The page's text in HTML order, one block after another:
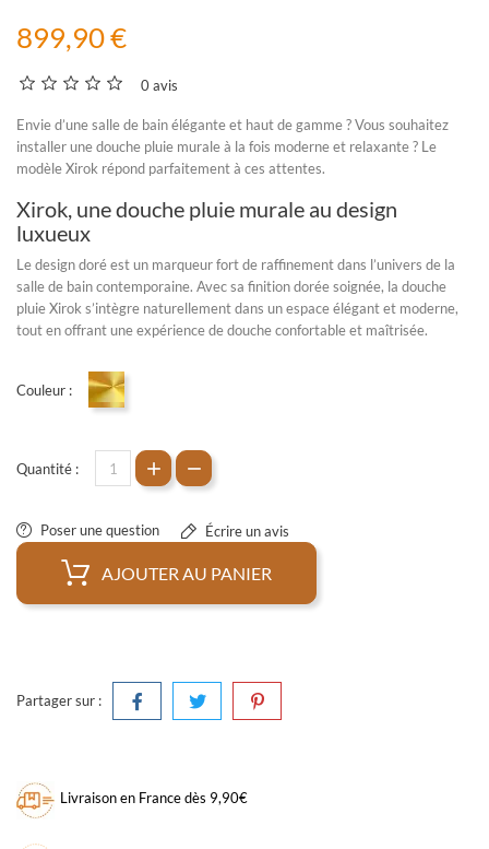
899,90 €
0 avis
Envie d’une salle de bain élégante et haut de gamme ? Vous souhaitez
installer unedouche pluie muraleà la fois moderne et relaxante ? Le
modèle Xirok répond parfaitement à ces attentes.
Xirok, une douche pluie murale au design
luxueux
Le design doré est un marqueur fort de raffinement dans l’univers de la
salle de bain contemporaine. Avec sa finition dorée soignée, la douche
pluieXirok s’intègre naturellement dans un espace élégant et moderne,
tout en offrant une expérience de douche confortable et maîtrisée.
Couleur : Doré
Quantité :
Poser une question Écrire un avis
AJOUTER AU PANIER
Partager sur :
Livraison en France dès 9,90€